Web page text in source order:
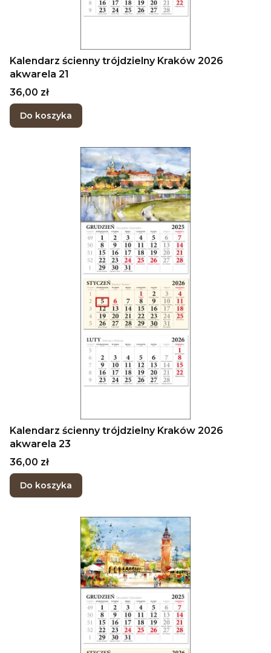
Kalendarz ścienny trójdzielny Kraków 2026
akwarela 21
Cena
36,00 zł
Do koszyka
Kalendarz ścienny trójdzielny Kraków 2026
akwarela 23
Cena
36,00 zł
Do koszyka